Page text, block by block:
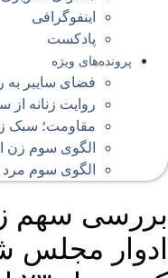
اینفوگرافی
پادکست
پرونده‌های ویژه
فضای سایبر به
روایت زنانه از
مقاومت؛ سبک
الگوی سوم زن
الگوی سوم مرد
سهم